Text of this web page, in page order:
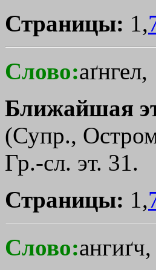
Страницы: 1,
Слово:аґнгел,
Ближайшая
(Супр.,
Гр.-сл. эт. 31.
Страницы: 1,
Слово:ангиґч,